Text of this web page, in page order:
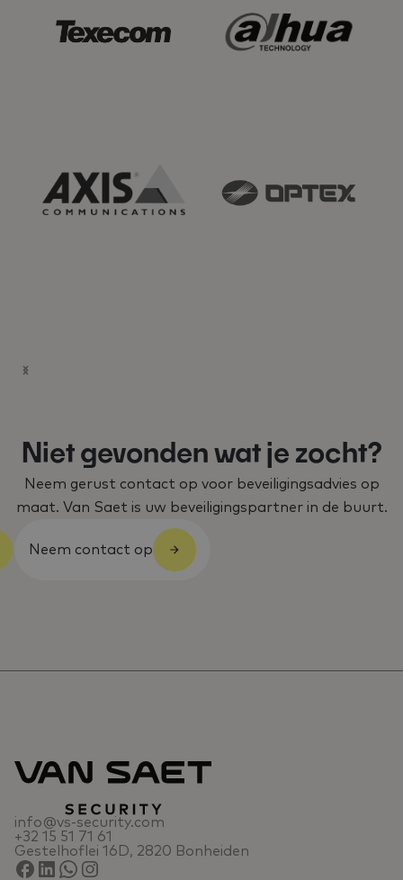
Niet gevonden wat je zocht?
Neem gerust contact op voor beveiligingsadvies op
maat. Van Saet is uw beveiligingspartner in de buurt.
Neem contact op
info@vs-security.com
+32 15 51 71 61
Gestelhoflei 16D, 2820 Bonheiden